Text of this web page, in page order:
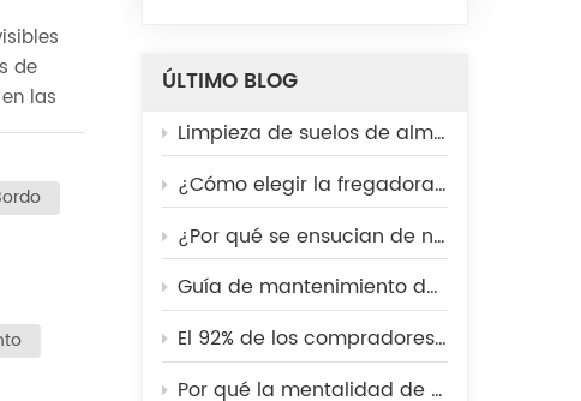
ÚLTIMO BLOG
Limpieza de suelos de almacén: Limpieza manual frente a fregadora industrial.
¿Cómo elegir la fregadora de suelos adecuada para una planta de fabricación?
¿Por qué se ensucian de nuevo los suelos de las fábricas después de limpiarlos? 5 errores comunes que debes evitar.
Guía de mantenimiento de fregadoras de suelos para el verano: 5 consejos esenciales para que su máquina funcione al máximo rendimiento.
El 92% de los compradores abandona las tiendas sucias: cómo los centros comerciales deberían mejorar su estrategia de limpieza.
Por qué la mentalidad de "limpiar lo suficiente" está perjudicando la eficiencia a largo plazo de su fábrica.
de
las
se
a
de